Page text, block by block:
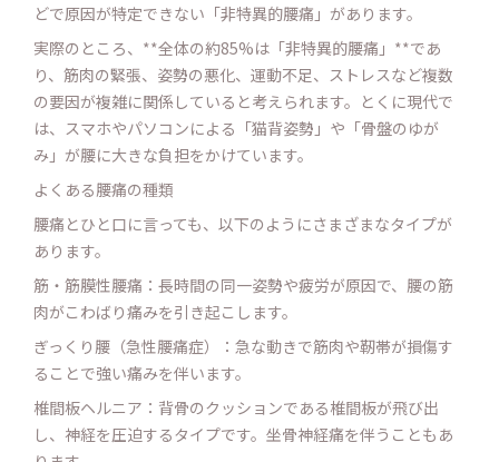
どで原因が特定できない「非特異的腰痛」があります。
実際のところ、**全体の約85%は「非特異的腰痛」**であ
り、筋肉の緊張、姿勢の悪化、運動不足、ストレスなど複数
の要因が複雑に関係していると考えられます。とくに現代で
は、スマホやパソコンによる「猫背姿勢」や「骨盤のゆが
み」が腰に大きな負担をかけています。
よくある腰痛の種類
腰痛とひと口に言っても、以下のようにさまざまなタイプが
あります。
筋・筋膜性腰痛：長時間の同一姿勢や疲労が原因で、腰の筋
肉がこわばり痛みを引き起こします。
ぎっくり腰（急性腰痛症）：急な動きで筋肉や靭帯が損傷す
ることで強い痛みを伴います。
椎間板ヘルニア：背骨のクッションである椎間板が飛び出
し、神経を圧迫するタイプです。坐骨神経痛を伴うこともあ